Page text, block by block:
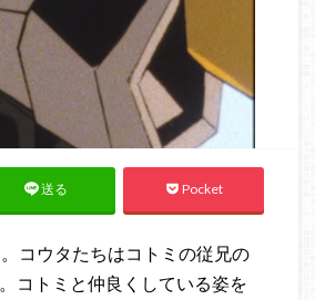
送る Pocket
コウタたちはコトミの従兄の
コトミと仲良くしている姿を